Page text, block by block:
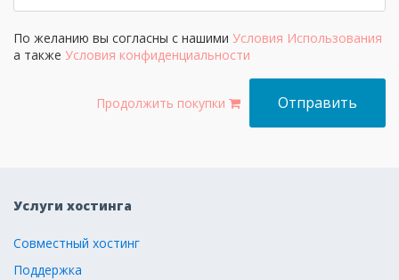
По желанию вы согласны с нашими Условия Использования
а также Условия конфиденциальности
Продолжить покупки
Услуги хостинга
Совместный хостинг
Поддержка